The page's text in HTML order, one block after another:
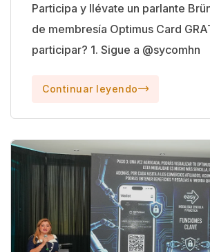
Participa y llévate un parlante
de membresía Optimus Card
participar? 1. Sigue a @sycomhn
Continuar leyendo